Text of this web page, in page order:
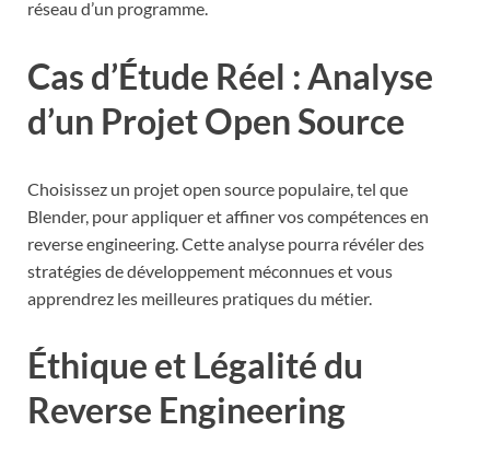
réseau d’un programme.
Cas d’Étude Réel : Analyse
d’un Projet Open Source
Choisissez un projet open source populaire, tel que
Blender, pour appliquer et affiner vos compétences en
reverse engineering. Cette analyse pourra révéler des
stratégies de développement méconnues et vous
apprendrez les meilleures pratiques du métier.
Éthique et Légalité du
Reverse Engineering